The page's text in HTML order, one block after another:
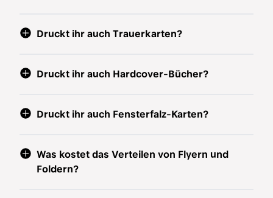
Druckt ihr auch Trauerkarten?
Druckt ihr auch Hardcover-Bücher?
Druckt ihr auch Fensterfalz-Karten?
Was kostet das Verteilen von Flyern und
Foldern?